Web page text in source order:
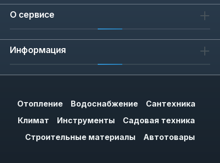
Размер рабочей поверхности варьируется
от 12 до 50 мм. Узкие ленты (12–15 мм)
удобны для фиксации мелких деталей и
крепления лёгких конструкций. Широкие
(50 мм) обеспечивают максимальную
герметизации стыков и фиксации тяжёлых
О сервисе
Информация
Отопление Водоснабжение
Сантехника
Климат
Инструменты
Садовая техника
Строительные материалы
Автотовары